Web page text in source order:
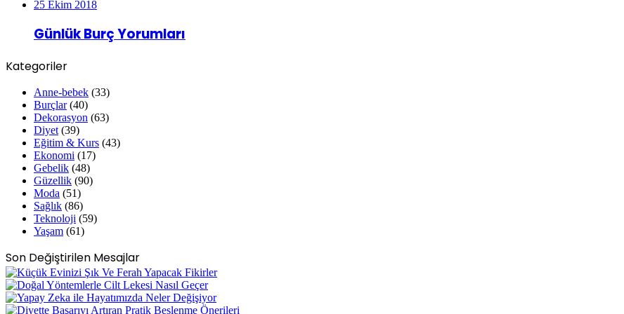
25 Ekim 2018
Günlük Burç Yorumları
Kategoriler
Anne-bebek (33)
Burçlar(40)
Dekorasyon (63)
Diyet (39)
Eğitim & Kurs (43)
Ekonomi (17)
Gebelik (48)
Güzellik (90)
Moda (51)
Sağlık (86)
Teknoloji (59)
Yaşam (61)
Son Değiştirilen Mesajlar